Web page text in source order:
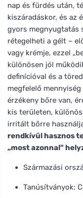
nap és fürdés után,
kiszáradáskor, és az
gyors megnyugtatás
rétegelheti a gélt –
vagy krémje, ezzel
különösen jól
definícióval és a
megfelelő
érzékeny bőre van,
kis területen,
irritált bőrre
rendkívül hasznos
„most azonnal"
Származási
Tanúsítványok: